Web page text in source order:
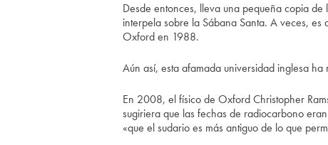
Desde entonces, lleva una pequeña copia
interpela sobre la Sábana Santa. A veces,
Oxford en 1988.
Aún así, esta afamada universidad inglesa
En 2008, el físico de Oxford Christopher
sugiriera que las fechas de radiocarbono
«que el sudario es más antiguo de lo que